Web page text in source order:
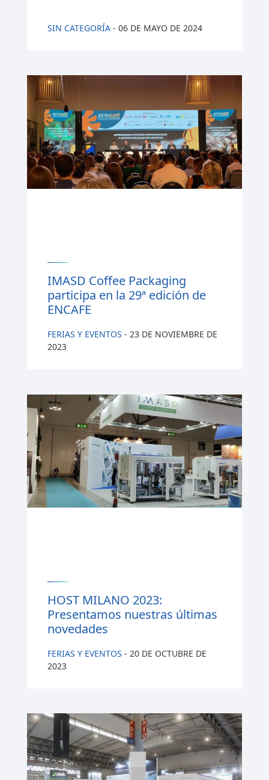
SIN CATEGORÍA- 06 DE MAYO DE 2024
IMASD Coffee Packaging
participa en la 29ª edición de
ENCAFE
FERIAS Y EVENTOS - 23 DE NOVIEMBRE DE
2023
HOST MILANO 2023:
Presentamos nuestras últimas
novedades
FERIAS Y EVENTOS - 20 DE OCTUBRE DE
2023